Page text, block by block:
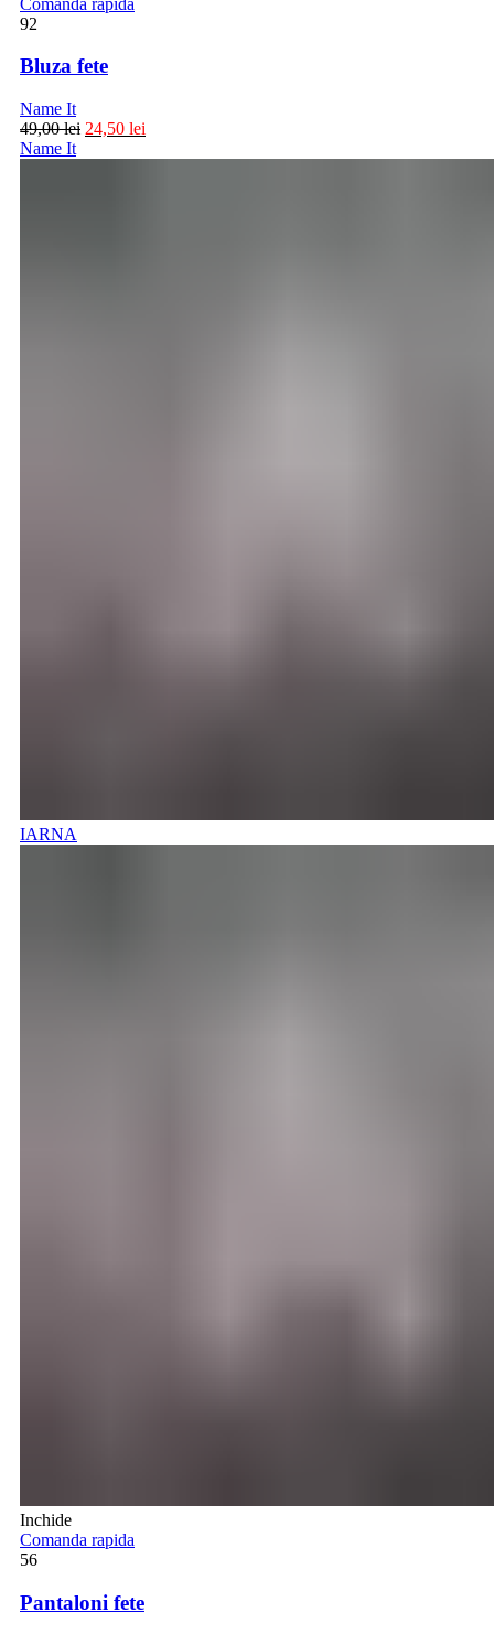
92
Bluza fete
Name It
49,00lei 24,50 lei
Name It
IARNA
Inchide
Comanda rapida
56
Pantaloni fete